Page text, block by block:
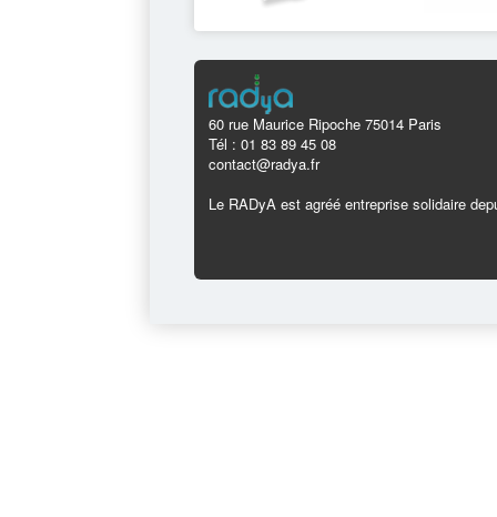
60 rue Maurice Ripoche 75014 Paris
Tél : 01 83 89 45 08
contact@radya.fr
Le RADyA est agréé entreprise solidaire